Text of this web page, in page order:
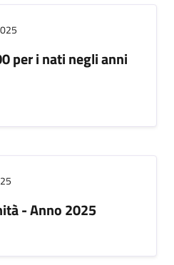
per i nati negli anni
- Anno 2025